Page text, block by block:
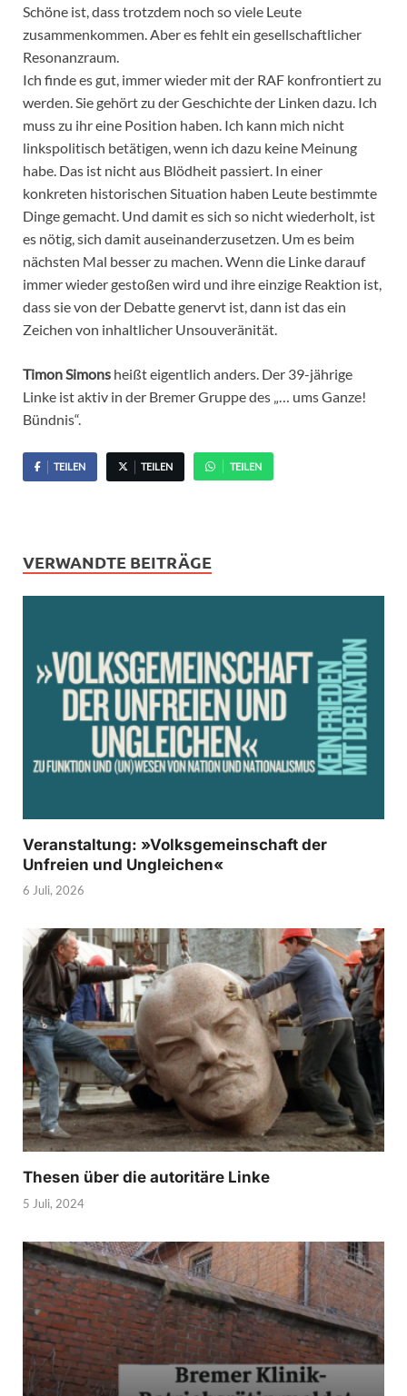
Schöne ist, dass trotzdem noch so viele Leute
zusammenkommen. Aber es fehlt ein gesellschaftlicher
Resonanzraum.
Ich finde es gut, immer wieder mit der RAF konfrontiert zu
werden. Sie gehört zu der Geschichte der Linken dazu. Ich
muss zu ihr eine Position haben. Ich kann mich nicht
linkspolitisch betätigen, wenn ich dazu keine Meinung
habe. Das ist nicht aus Blödheit passiert. In einer
konkreten historischen Situation haben Leute bestimmte
Dinge gemacht. Und damit es sich so nicht wiederholt, ist
es nötig, sich damit ­auseinanderzusetzen. Um es beim
nächsten Mal besser zu machen. Wenn die Linke darauf
immer wieder gestoßen wird und ihre einzige Reaktion ist,
dass sie von der Debatte genervt ist, dann ist das ein
Zeichen von inhaltlicher Unsouveränität.
Timon Simons heißt eigentlich anders. Der 39-jährige
Linke ist aktiv in der Bremer Gruppe des „… ums Ganze!
Bündnis“.
TEILEN TEILEN TEILEN
VERWANDTE BEITRÄGE
Veranstaltung: »Volksgemeinschaft der
Unfreien und Ungleichen«
6 Juli, 2026
Thesen über die autoritäre Linke
5 Juli, 2024